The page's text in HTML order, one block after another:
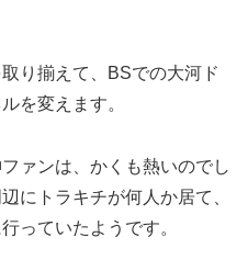
り揃えて、BSでの大河ド
を変えます。
ァンは、かくも熱いのでし
にトラキチが何人か居て、
っていたようです。